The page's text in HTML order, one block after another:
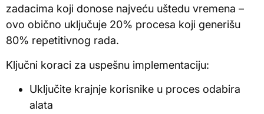
zadacima koji donose najveću uštedu vremena –
ovo obično uključuje 20% procesa koji generišu
80% repetitivnog rada.
Ključni koraci za uspešnu implementaciju:
Uključite krajnje korisnike u proces odabira
alata